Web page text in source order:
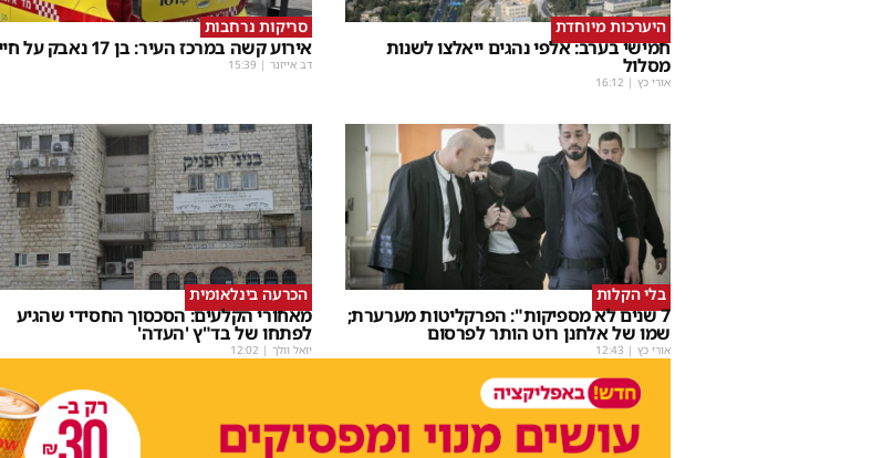
היערכות מיוחדת
חמישי בערב: אלפי נהגים ייאלצו לשנות
מסלול
אורי כץ |
16:12
סריקות נרחבות
אירוע קשה במרכז העיר: בן 17 נאבק על חייו
דב אייזנר |
15:39
בלי הקלות
7 שנים לא מספיקות": הפרקליטות מערערת;
שמו של אלחנן רוט הותר לפרסום
אורי כץ |
12:43
הכרעה בינלאומית
מאחורי הקלעים: הסכסוך החסידי שהגיע
לפתחו של בד"ץ 'העדה'
יואל וולך |
12:02